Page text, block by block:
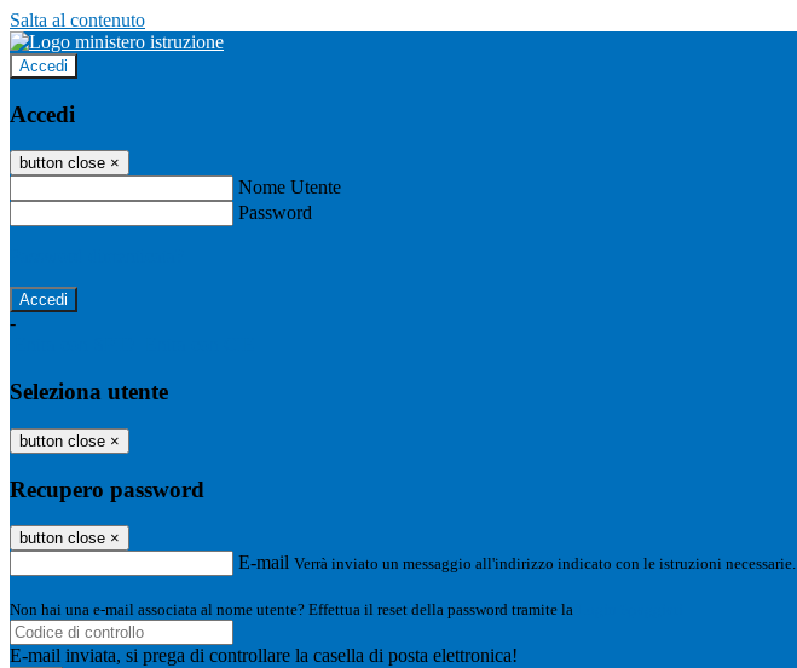
Salta al contenuto
Accedi
Accedi
button close ×
Nome Utente
Password
-
Seleziona utente
button close ×
Recupero password
button close ×
E-mail Verrà inviato un messaggio all'indirizzo indicato con le istruzioni necessarie.
Non hai una e-mail associata al nome utente? Effettua il reset della password tramite la
E-mail inviata, si prega di controllare la casella di posta elettronica!